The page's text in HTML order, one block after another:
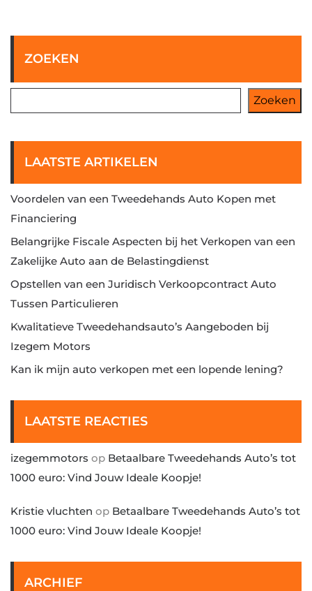
ZOEKEN
Zoeken
LAATSTE ARTIKELEN
Voordelen van een Tweedehands Auto Kopen met
Financiering
Belangrijke Fiscale Aspecten bij het Verkopen van een
Zakelijke Auto aan de Belastingdienst
Opstellen van een Juridisch Verkoopcontract Auto
Tussen Particulieren
Kwalitatieve Tweedehandsauto’s Aangeboden bij
Izegem Motors
Kan ik mijn auto verkopen met een lopende lening?
LAATSTE REACTIES
izegemmotors op Betaalbare Tweedehands Auto’s tot
1000 euro: Vind Jouw Ideale Koopje!
Kristie vluchten op Betaalbare Tweedehands Auto’s tot
1000 euro: Vind Jouw Ideale Koopje!
ARCHIEF